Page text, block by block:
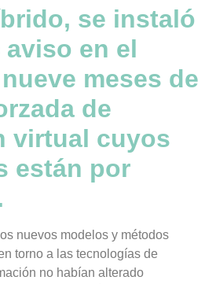
se instaló
en el
meses de
de
virtual cuyos
están por
nuevos modelos y métodos
torno a las tecnologías de
no habían alterado